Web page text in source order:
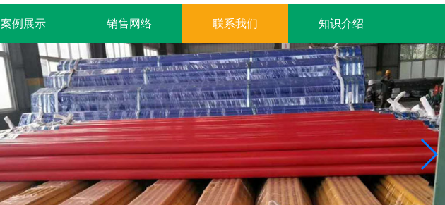
案例展示 销售网络 联系我们 知识介绍